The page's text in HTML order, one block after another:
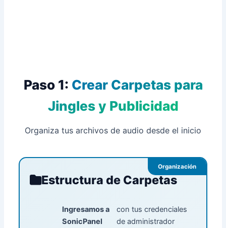
Paso 1: Crear Carpetas para
Jingles y Publicidad
Organiza tus archivos de audio desde el inicio
Organización
Estructura de Carpetas
Ingresamos a
SonicPanel
con tus credenciales
de administrador